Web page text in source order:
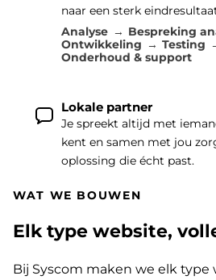
naar een sterk
Analyse
Bespreking
Ontwikkeling
Testing
Onderhoud & support
Lokale partner
Je spreekt altijd met
kent en samen met jou
oplossing die écht past.
WAT WE BOUWEN
Elk type website,
Bij Syscom maken we elk type